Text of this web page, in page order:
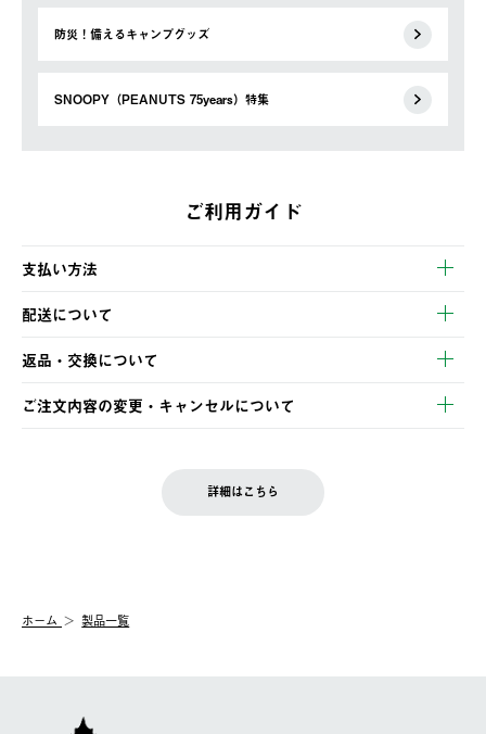
防災！備えるキャンプグッズ
SNOOPY（PEANUTS 75years）特集
ご利用ガイド
支払い方法
以下のいずれかの方法でお支払いいただけます。
・クレジットカード決済
・コンビニ決済
・Pay-easy決済
配送について
【発送スケジュール】
ご注文・ご入金完了より2営業日以内に商品を発送いたします。
土日祝の発送はございませんので、木曜日以降のご注文は週明け
の発送となる場合がございます。
【配送業者】
佐川急便にて配送されます。
返品・交換について
※お客様都合の場合
お客様都合の返品にかかる送料は、お客様ご負担とさせていただ
一度お手元の商品を返品いただき、ご希望商品を再注文してくだ
ご注文内容の変更・キャンセルについて
LOGOS FAMILY会員の方は、会員マイページ内 購入履歴画面に
詳細はこちら
ホーム 製品一覧